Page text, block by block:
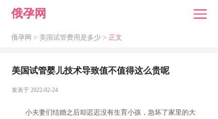
俄孕网
俄孕网 > 美国试管费用是多少> 正文
美国试管婴儿技术导致值不值得这么贵呢
发表于 2022-02-24
小夫妻们结婚之后却迟迟没有生育小孩，急坏了家里的大